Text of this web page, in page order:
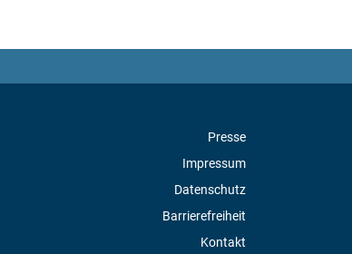
Presse
Impressum
Datenschutz
Barrierefreiheit
Kontakt